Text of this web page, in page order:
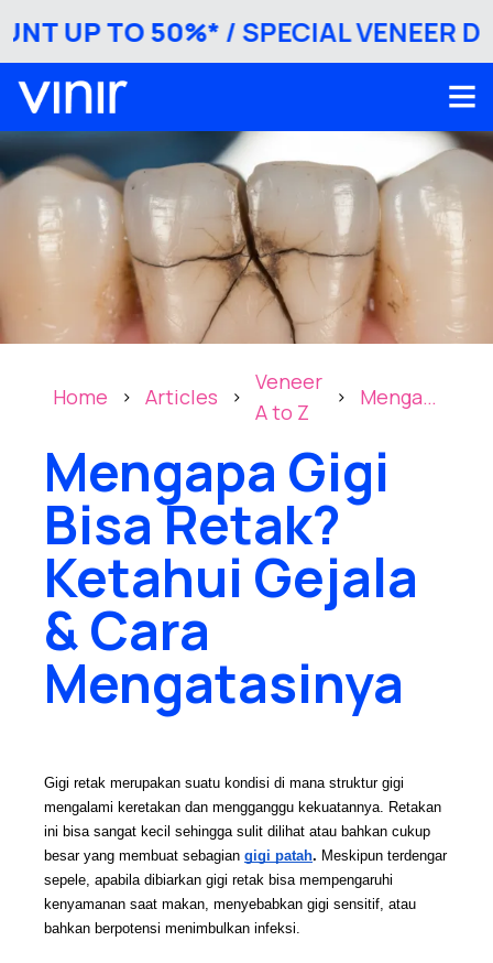
UP TO 50%*/ SPECIAL VENEER
Home > Articles >
Veneer
A to Z
>
Mengapa
Retak?
Ketahui
Cara
Mengatasinya
Mengapa Gigi
Bisa Retak?
Ketahui Gejala
& Cara
Mengatasinya
Gigi retak merupakan suatu kondisi di mana struktur gigi
mengalami keretakan dan mengganggu kekuatannya. Retakan
ini bisa sangat kecil sehingga sulit dilihat atau bahkan cukup
besar yang membuat sebagian gigi patah. Meskipun terdengar
sepele, apabila dibiarkan gigi retak bisa mempengaruhi
kenyamanan saat makan, menyebabkan gigi sensitif, atau
bahkan berpotensi menimbulkan infeksi.